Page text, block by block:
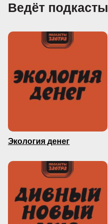
Ведёт подкасты
Экология денег